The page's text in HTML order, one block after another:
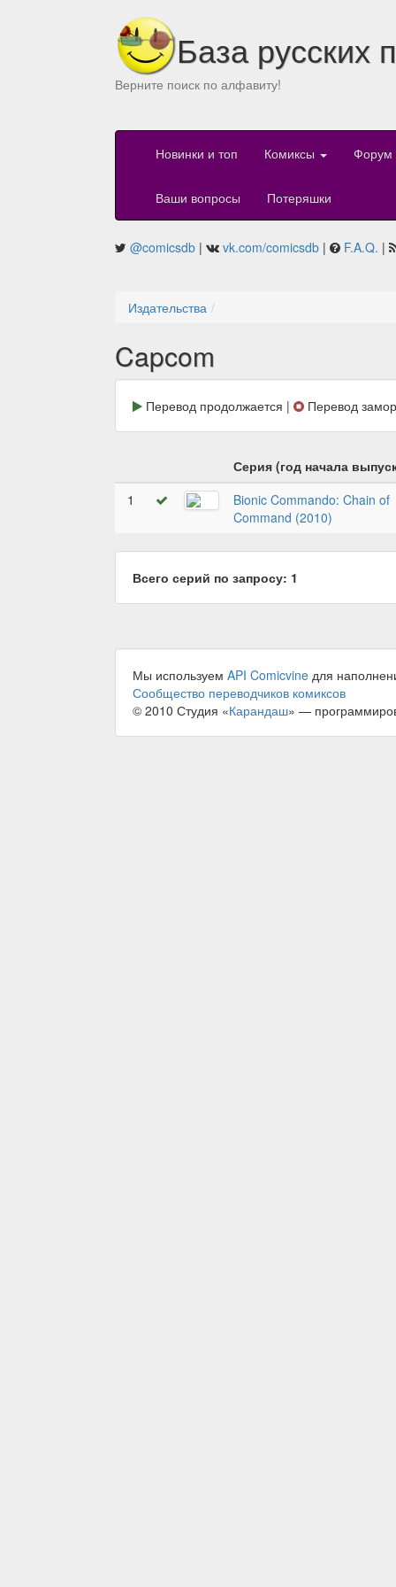
База русских
Верните поиск по алфавиту!
Новинки и топ Комиксы Форум
Ваши вопросы Потеряшки
@comicsdb | vk.com/comicsdb | F.A.Q. |
Издательства
Capcom
Перевод продолжается | Перевод
Серия (год начала
1
Bionic Commando: Chain of
Command (2010)
Всего серий по запросу: 1
Мы используем API Comicvine для
Сообщество переводчиков комиксов
© 2010 Студия «Карандаш» —